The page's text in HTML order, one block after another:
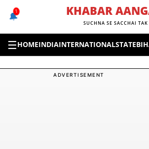
Skip
🔔
1 KHABAR
SUCHNA SE SACCHAI TAK
☰HOMEINDIAINTERNATIONALSTATE
ADVERTISEMENT